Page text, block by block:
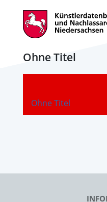
Ohne Titel
Ohne Titel